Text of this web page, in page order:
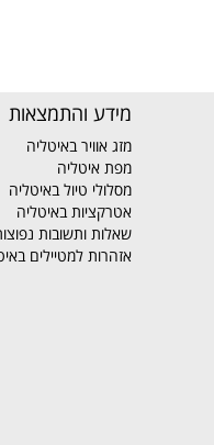
מידע והתמצאות
מזג אוויר באיטליה
מפת איטליה
מסלולי טיול באיטליה
אטרקציות באיטליה
שאלות ותשובות
אזהרות למטיילים